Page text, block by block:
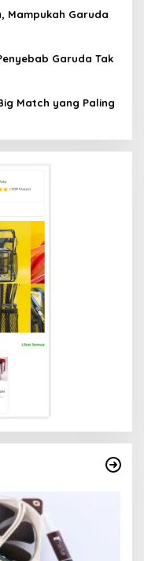
Mampukah Garuda
Garuda Tak
Match yang Paling